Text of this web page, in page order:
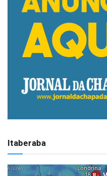
Itaberaba